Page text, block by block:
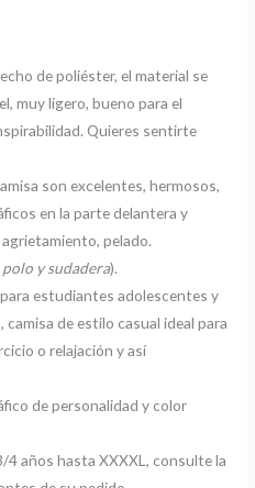
de poliéster, el material se
muy ligero, bueno para el
Quieres sentirte
son excelentes, hermosos,
en la parte delantera y
pelado.
y sudadera).
estudiantes adolescentes y
de estilo casual ideal para
o relajación y así
de personalidad y color
4 años hasta XXXXL, consulte la